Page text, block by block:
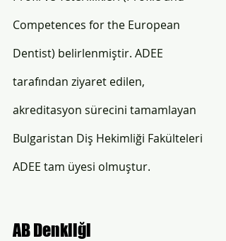
Competences for the European
Dentist) belirlenmiştir. ADEE
tarafından ziyaret edilen,
akreditasyon sürecini tamamlayan
Bulgaristan Diş Hekimliği Fakülteleri
ADEE tam üyesi olmuştur.
AB Denkliği